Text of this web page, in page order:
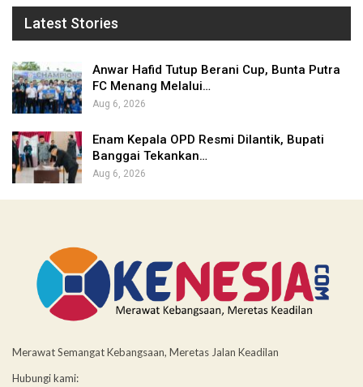
Latest Stories
Anwar Hafid Tutup Berani Cup, Bunta Putra
FC Menang Melalui…
Aug 6, 2026
Enam Kepala OPD Resmi Dilantik, Bupati
Banggai Tekankan…
Aug 6, 2026
Merawat Semangat Kebangsaan, Meretas Jalan Keadilan
Hubungi kami: